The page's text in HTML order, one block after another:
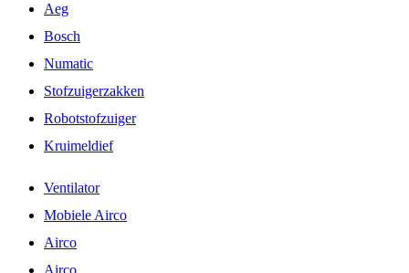
Aeg
Bosch
Numatic
Stofzuigerzakken
Robotstofzuiger
Kruimeldief
Ventilator
Mobiele Airco
Airco
Airco